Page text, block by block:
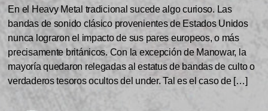
En el Heavy Metal tradicional sucede algo curioso. Las
bandas de sonido clásico provenientes de Estados Unidos
nunca lograron el impacto de sus pares europeos, o más
precisamente británicos. Con la excepción de Manowar, la
mayoría quedaron relegadas al estatus de bandas de culto o
verdaderos tesoros ocultos del under. Tal es el caso de […]